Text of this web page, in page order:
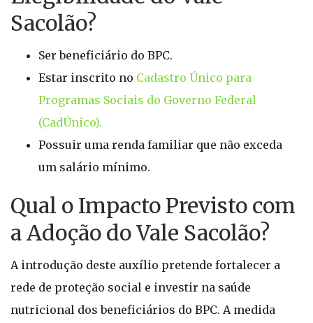
Sacolão?
Ser beneficiário do BPC.
Estar inscrito no Cadastro Único para
Programas Sociais do Governo Federal
(CadÚnico).
Possuir uma renda familiar que não exceda
um salário mínimo.
Qual o Impacto Previsto com
a Adoção do Vale Sacolão?
A introdução deste auxílio pretende fortalecer a
rede de proteção social e investir na saúde
nutricional dos beneficiários do BPC. A medida